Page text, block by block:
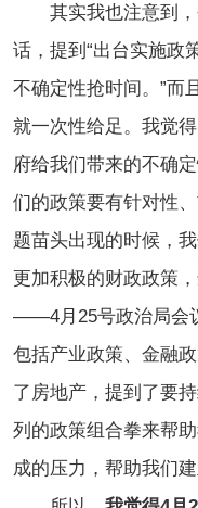
其实我也注意到
话，提到“出台实施政
不确定性抢时间。”而
就一次性给足。我觉
府给我们带来的不确
们的政策要有针对性
题苗头出现的时候，
更加积极的财政政策
——4月25号政治局会
包括产业政策、金融
了房地产，提到了要
列的政策组合拳来帮
成的压力，帮助我们建